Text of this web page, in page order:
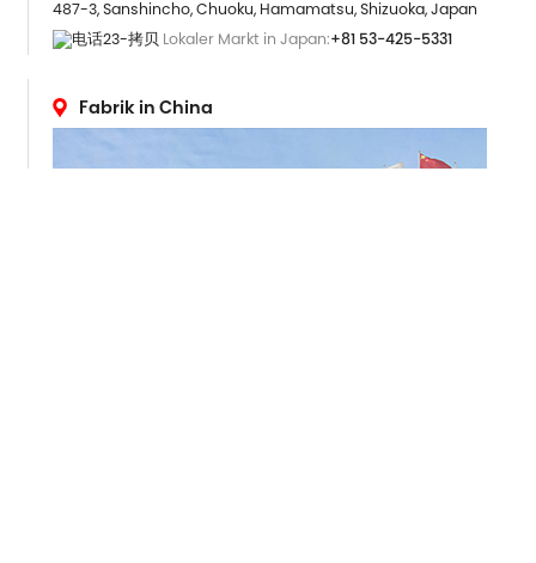
487-3, Sanshincho, Chuoku, Hamamatsu, Shizuoka, Japan
Lokaler Markt in Japan:+81 53-425-5331
Fabrik in China